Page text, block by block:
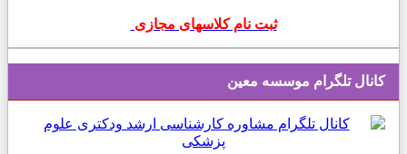
ثبت نام کلاسهای مجازی
کانال تلگرام موسسه معین